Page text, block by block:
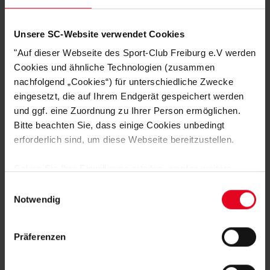
Unsere SC-Website verwendet Cookies
"Auf dieser Webseite des Sport-Club Freiburg e.V werden
Cookies und ähnliche Technologien (zusammen
nachfolgend „Cookies“) für unterschiedliche Zwecke
eingesetzt, die auf Ihrem Endgerät gespeichert werden
und ggf. eine Zuordnung zu Ihrer Person ermöglichen.
Bitte beachten Sie, dass einige Cookies unbedingt
erforderlich sind, um diese Webseite bereitzustellen.
Daten von Ihnen (z.B. persönlichen Identifikatoren oder
IP-Adressen) verarbeitet werden. Durch Klicken auf den
Speicherung aller aufgeführten Cookies und der
Notwendig
Präferenzen
SC Freiburg